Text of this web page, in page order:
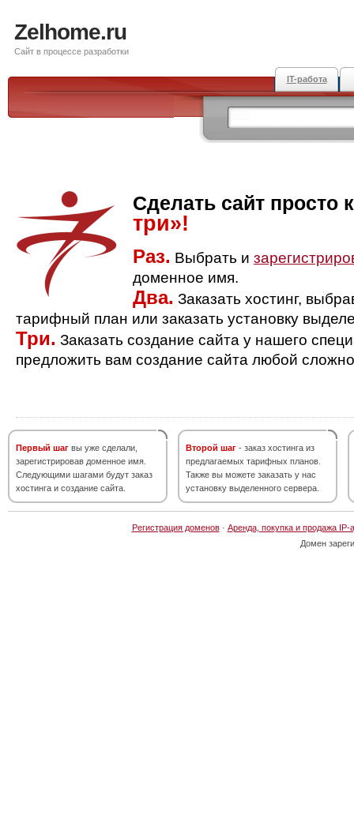
Zelhome.ru
Сайт в процессе разработки
IT-работа
Сделать сайт просто
три»!
Раз. Выбрать и
доменное имя.
Два. Заказать хостинг,
тарифный план или заказать установку
Три. Заказать создание сайта у нашего
предложить вам создание сайта любой
Первый шаг вы уже сделали,
зарегистрировав доменное имя.
Следующими шагами будут заказ
хостинга и создание сайта.
Второй шаг - заказ хостинга из
предлагаемых тарифных планов.
Также вы можете заказать у нас
установку выделенного сервера.
Регистрация доменов· Аренда, покупка и продажа IP-
Домен